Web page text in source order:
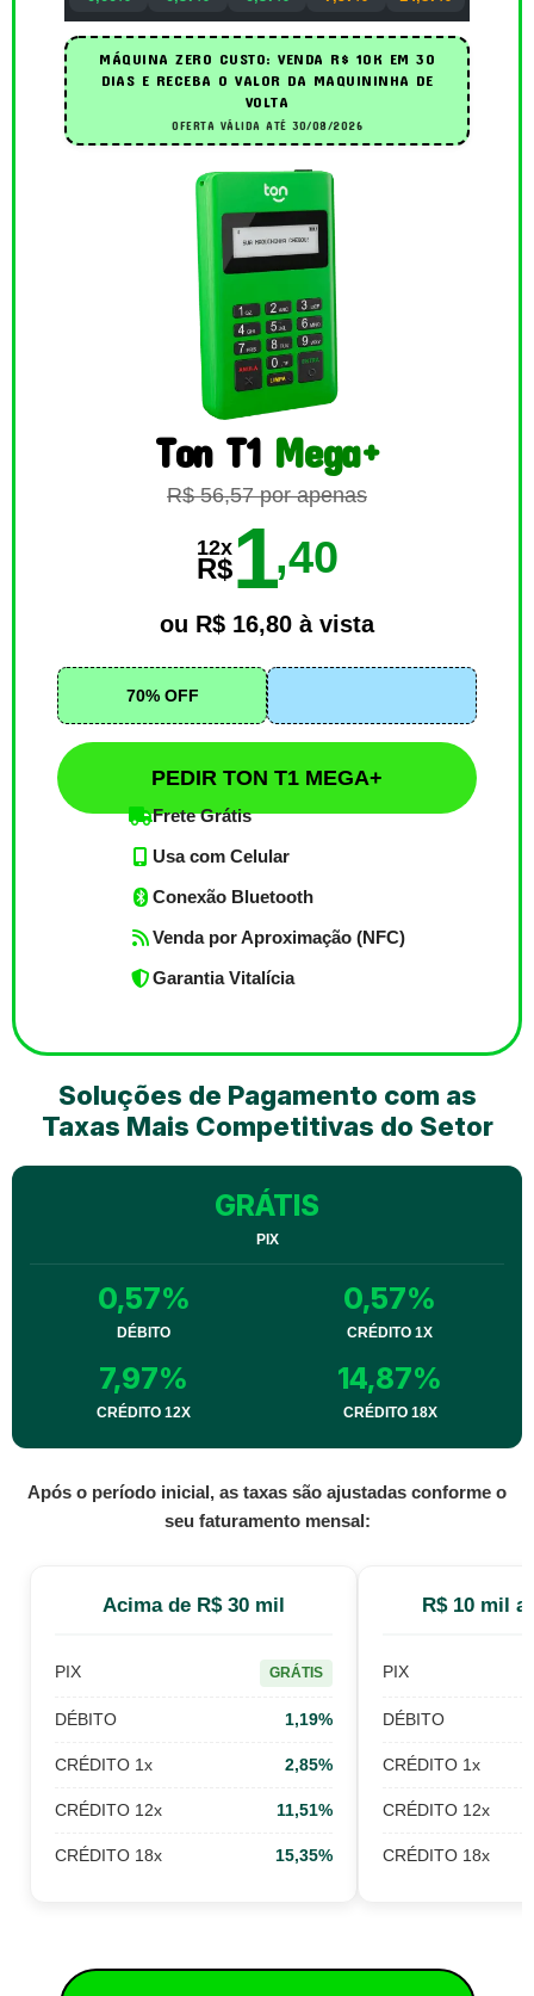
MÁQUINA ZERO CUSTO: VENDA R$ 10K EM 30
DIAS E RECEBA O VALOR DA MAQUININHA DE
VOLTA
OFERTA VÁLIDA ATÉ 30/08/2026
Ton T1 Mega+
R$ 56,57 por apenas
12x
R$1,40
ou R$ 16,80 à vista
70% OFF
PEDIR TON T1 MEGA+
Frete Grátis
Usa com Celular
Conexão Bluetooth
Venda por Aproximação (NFC)
Garantia Vitalícia
Soluções de Pagamento com as
Taxas Mais Competitivas do Setor
GRÁTIS
PIX
0,57%
DÉBITO
0,57%
CRÉDITO 1X
7,97%
CRÉDITO 12X
14,87%
CRÉDITO 18X
Após o período inicial, as taxas são ajustadas conforme o
seu faturamento mensal:
Acima de R$ 30 mil
PIX GRÁTIS
DÉBITO 1,19%
CRÉDITO 1x 2,85%
CRÉDITO 12x 11,51%
CRÉDITO 18x 15,35%
R$ 10 mil a
PIX
DÉBITO
CRÉDITO 1x
CRÉDITO 12x
CRÉDITO 18x